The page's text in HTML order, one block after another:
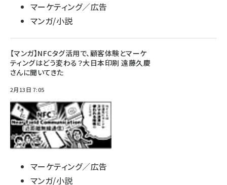
マーケティング／広告
マンガ/小説
【マンガ】NFCタグ活用で、顧客体験とマーケ
ティングはどう変わる？大日本印刷 遠藤久慶
さんに聞いてきた
2月13日 7:05
マーケティング／広告
マンガ/小説